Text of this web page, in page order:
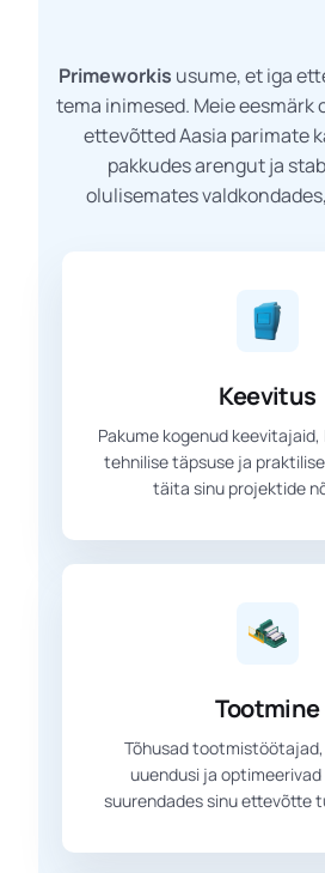
Primeworkis usume, et iga
tema inimesed. Meie eesmärk
ettevõtted Aasia parimate
pakkudes arengut ja
olulisemates
Keevitus
Pakume kogenud
tehnilise täpsuse ja
täita sinu projektide
Tootmine
Tõhusad
uuendusi ja
suurendades sinu ettevõtte